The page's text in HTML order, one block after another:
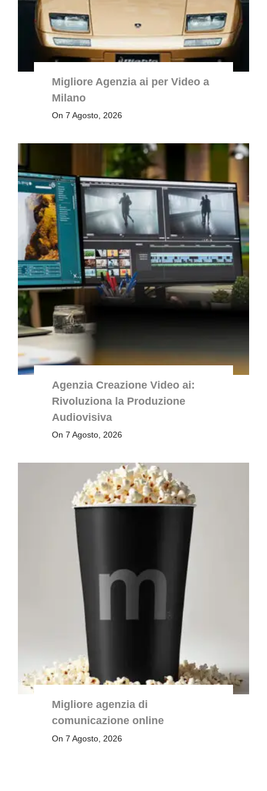
Migliore Agenzia ai per Video a
Milano
On 7 Agosto, 2026
Agenzia Creazione Video ai:
Rivoluziona la Produzione
Audiovisiva
On 7 Agosto, 2026
Migliore agenzia di
comunicazione online
On 7 Agosto, 2026